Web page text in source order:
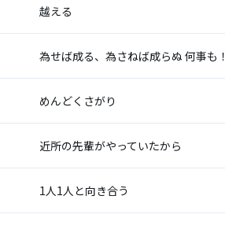
越える
為せば成る、為さねば成らぬ 何事も！
めんどくさがり
近所の先輩がやっていたから
1人1人と向き合う